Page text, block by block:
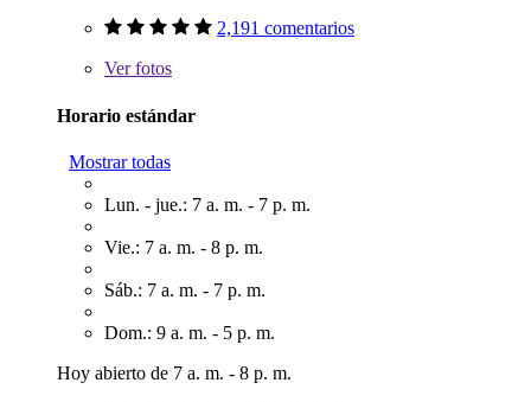
2,191 comentarios
Verfotos
Horario estándar
Mostrar todas
Lun. - jue.: 7 a. m. - 7 p. m.
Vie.: 7 a. m. - 8 p. m.
Sáb.: 7 a. m. - 7 p. m.
Dom.: 9 a. m. - 5 p. m.
Hoy abierto de 7 a. m. - 8 p. m.